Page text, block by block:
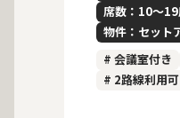
席数：10〜
物件：セット
# 会議室付き
# 2路線利用可